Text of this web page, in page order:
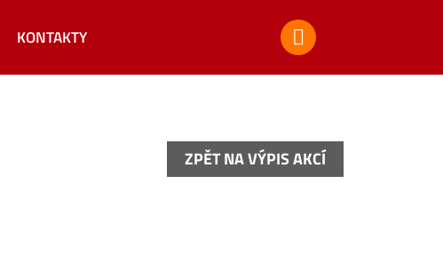
KONTAKTY
ZPĚT NA VÝPIS AKCÍ
ZPĚT NA VÝPIS AKCÍ